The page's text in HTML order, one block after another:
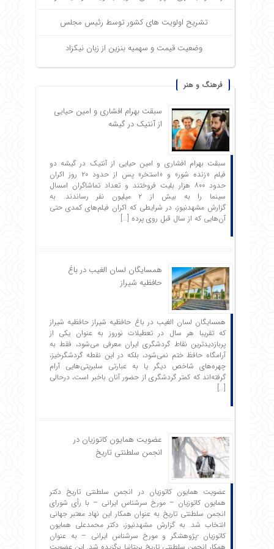
تشریح اولویت های کشور توسط رئیس مجلس
وضعیت قیمت و سهمیه بنزین از زبان نیکزاد
فرهنگ و هنر
سبقت بهرام افشاری و امین حیایی
از آنتیک در گیشه
سبقت بهرام افشاری و امین حیایی از آنتیک در گیشه دو
فیلم «زنده شور» و «استخر» پس از حدود ۲۰ روز اکران
حدود ۸۰۰ هزار بلیت فروختند و تعداد تماشاگران امسال
سینما را به بیش از ۲ میلیون نفر رساندند. به
گزارش مشهدنیوز، در شرایطی که اکران فیلم‌های کمدی حتی
آن‌هایی که از سال قبل روی پرده […]
همسایگان لسان الغیب در باغ
حافظیه شیراز
همسایگان لسان الغیب در باغ حافظیه شیراز حافظیه‌ شیراز
که تقریبا هر سال در تعطیلات نوروز به عنوان یکی از
پربازدیدترین نقاط گردشگری ایران معرفی می‌شود، فقط به
آرامگاه حافظ ختم نمی‌شود، بلکه در این نقطه گردشگرخیز،
چهره‌های شاخص دیگر یا به عبارتی سلبریتی‌هایی آرام
گرفته‌اند که کمتر گردشگری از حضور آنان باخبر است، درحالی
[…]
عضویت همایون کاتوزیان در
انجمن سلطنتی تاریخ
عضویت همایون کاتوزیان در انجمن سلطنتی تاریخ دکتر
همایون کاتوزیان – مورخ سرشناس ایرانی – با رأی شورای
انجمن سلطنتی تاریخ به عنوان همکار این نهاد معتبر جهانی
انتخاب شد. به گزارش مشهدنیوز، دکتر محمدعلی همایون
کاتوزیان -پژوهشگر و مورخ سرشناس ایرانی – به عنوان
همکار انجمن سلطنتی تاریخ بریتانیا برگزیده شد. این عضویت